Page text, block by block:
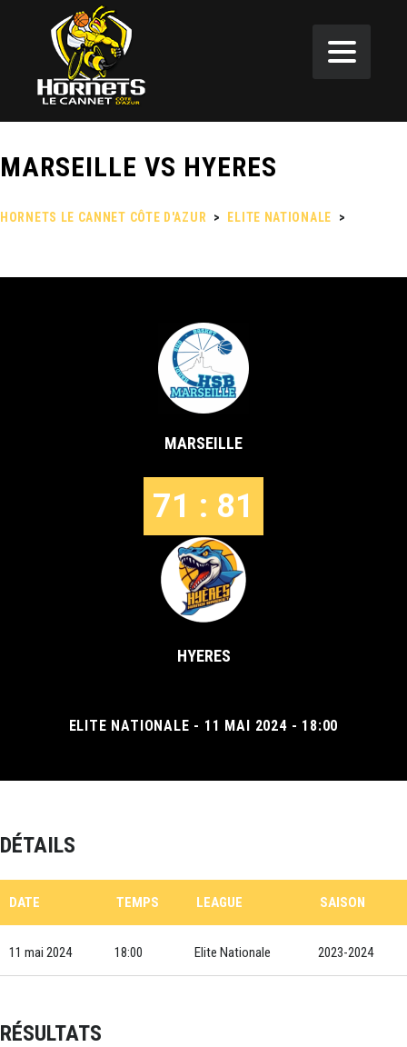
MARSEILLE VS HYERES
HORNETS LE CANNET CÔTE D'AZUR > ELITE NATIONALE
>
MARSEILLE
71 : 81
HYERES
ELITE NATIONALE - 11 MAI 2024 - 18:00
DÉTAILS
DATE TEMPS LEAGUE SAISON
11 mai 2024 18:00 Elite Nationale 2023-2024
RÉSULTATS